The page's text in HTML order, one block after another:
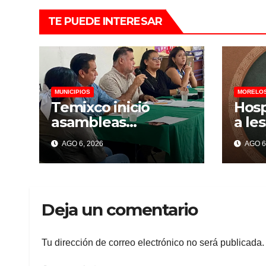
TE PUEDE INTERESAR
MUNICIPIOS
Temixco inició
asambleas
ciudadanas para
atender
necesidades de las
AGO 6, 2026
a
el
AGO
Deja un comentario
Tu dirección de correo electrónico no será publicada.